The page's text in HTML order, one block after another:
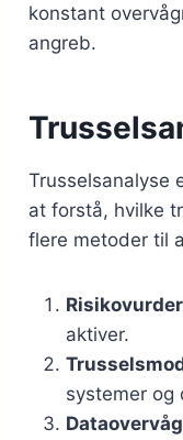
konstant
angreb.
Trusselsanalyse
at forstå, hvilke
flere metoder til
aktiver.
systemer og